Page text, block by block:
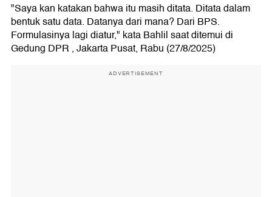
"Saya kan katakan bahwa itu masih ditata. Ditata dalam
bentuk satu data. Datanya dari mana? Dari BPS.
Formulasinya lagi diatur," kata Bahlil saat ditemui di
Gedung DPR , Jakarta Pusat, Rabu (27/8/2025)
ADVERTISEMENT